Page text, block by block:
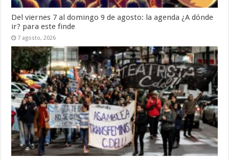
Del viernes 7 al domingo 9 de agosto: la agenda ¿A dónde
ir? para este finde
7 agosto, 2026